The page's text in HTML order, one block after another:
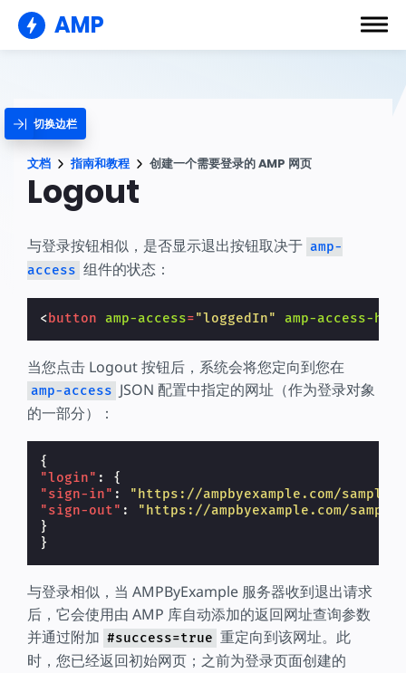
AMP
切换边栏
文档 指南和教程 创建一个需要登录的 AMP 网页
Logout
与登录按钮相似，是否显示退出按钮取决于 amp-
access 组件的状态：
<button amp-access="loggedIn" amp-access-
当您点击 Logout 按钮后，系统会将您定向到您在
amp-access JSON 配置中指定的网址（作为登录对象
的一部分）：
{
"login" :
{
"sign-in" :
"https://ampbyexample.com/
"sign-out" :
"https://ampbyexample.com/
}
}
与登录相似，当 AMPByExample 服务器收到退出请求
后，它会使用由 AMP 库自动添加的返回网址查询参数
并通过附加 #success=true 重定向到该网址。此
时，您已经返回初始网页；之前为登录页面创建的